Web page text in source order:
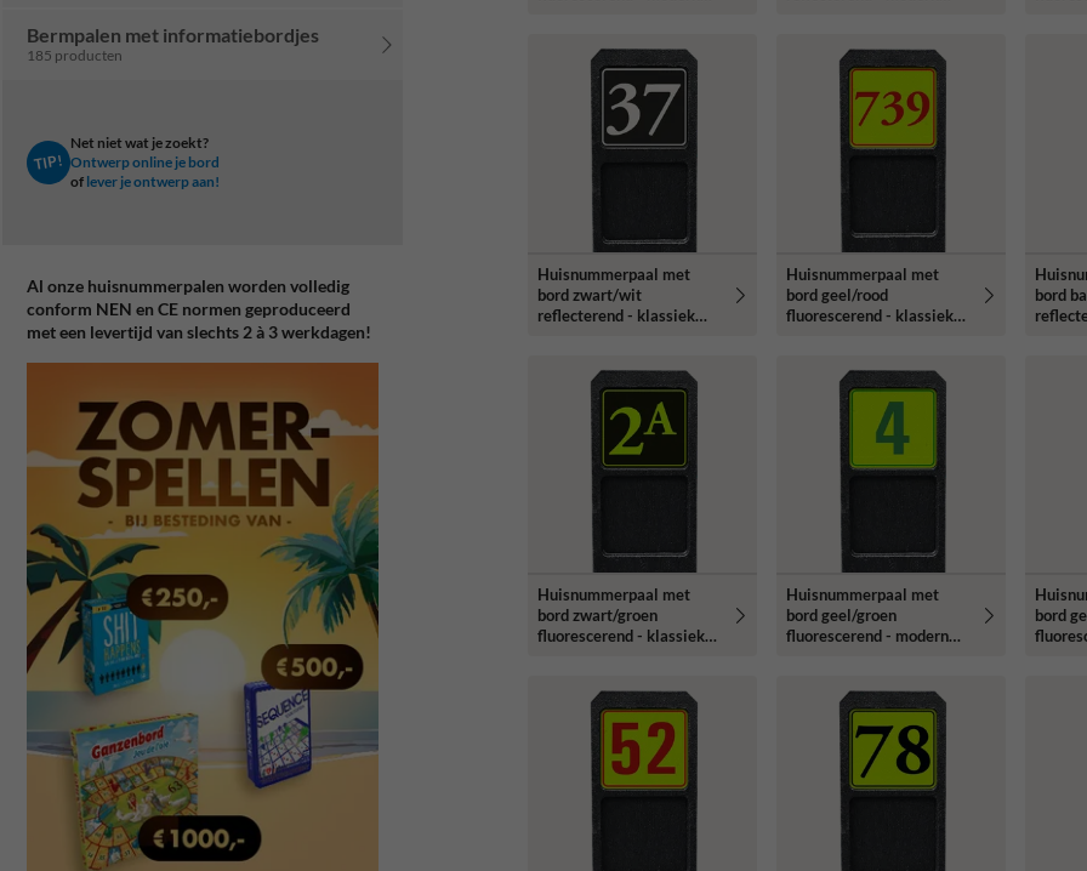
Bermpalen met informatiebordjes
185 producten
TIP!
Net niet wat je zoekt?
Ontwerp online je bord
of lever je ontwerp aan!
Al onze huisnummerpalen worden volledig
conform NEN en CE normen geproduceerd
met een levertijd van slechts 2 à 3 werkdagen!
Huisnummerpaal met
bord zwart/wit
reflecterend - klassiek
Huisnummerpaal met
bord geel/rood
fluorescerend - klassiek
bord
Huisnummerpaal met
bord zwart/groen
fluorescerend - klassiek
Huisnummerpaal met
bord geel/groen
fluorescerend - modern
bord